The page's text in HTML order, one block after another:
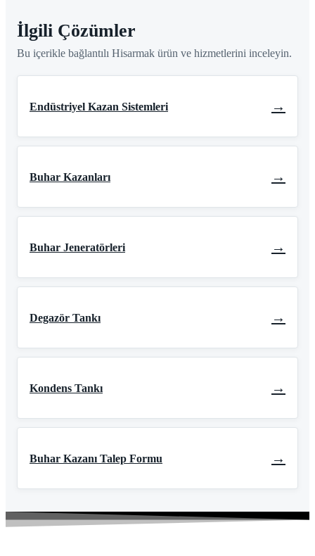
İlgili Çözümler
Bu içerikle bağlantılı Hisarmak ürün ve hizmetlerini inceleyin.
Endüstriyel Kazan Sistemleri →
Buhar Kazanları →
Buhar Jeneratörleri →
Degazör Tankı →
Kondens Tankı →
Buhar Kazanı Talep Formu →